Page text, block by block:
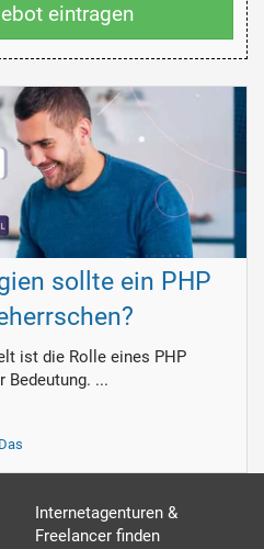
eintragen
sollte ein PHP
ist die Rolle eines PHP
Bedeutung. ...
Internetagenturen &
Freelancer finden